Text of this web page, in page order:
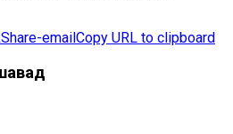
Share-email Copy URL to clipboard